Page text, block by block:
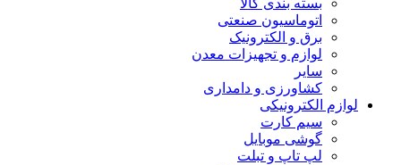
بسته بندی کالا
اتوماسیون صنعتی
برق و الکترونیک
لوازم و تجهیزات معدن
سایر
کشاورزی و دامداری
لوازم الکترونیکی
سیم کارت
گوشی موبایل
لپ تاپ و تبلت